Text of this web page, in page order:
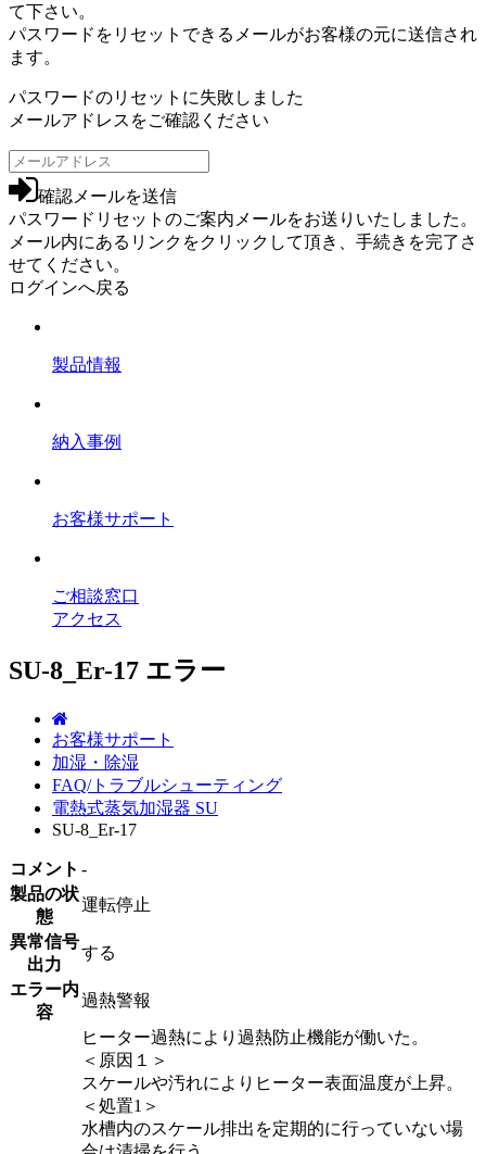
て下さい。
パスワードをリセットできるメールがお客様の元に送信され
ます。
パスワードのリセットに失敗しました
メールアドレスをご確認ください
確認メールを送信
パスワードリセットのご案内メールをお送りいたしました。
メール内にあるリンクをクリックして頂き、手続きを完了さ
せてください。
ログインへ戻る
製品情報
納入事例
お客様サポート
ご相談窓口
アクセス
SU-8_Er-17 エラー
お客様サポート
加湿・除湿
FAQ/トラブルシューティング
電熱式蒸気加湿器 SU
SU-8_Er-17
コメント -
製品の状
態
運転停止
異常信号
出力
する
エラー内
容
過熱警報
ヒーター過熱により過熱防止機能が働いた。
＜原因１＞
スケールや汚れによりヒーター表面温度が上昇。
＜処置1＞
水槽内のスケール排出を定期的に行っていない場